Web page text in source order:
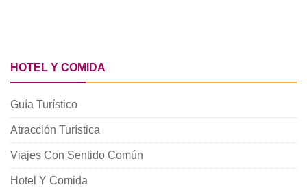
HOTEL Y COMIDA
Guía Turístico
Atracción Turística
Viajes Con Sentido Común
Hotel Y Comida